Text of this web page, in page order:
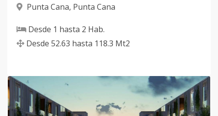
Punta Cana, Punta Cana
Desde 1 hasta 2 Hab.
Desde 52.63 hasta 118.3 Mt2